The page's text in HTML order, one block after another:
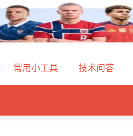
常用小工具 技术问答